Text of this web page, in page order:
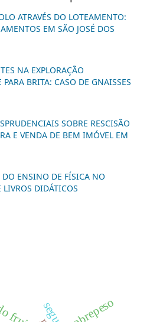
ATRAVÉS DO LOTEAMENTO:
EM SÃO JOSÉ DOS
NA EXPLORAÇÃO
BRITA: CASO DE GNAISSES
SOBRE RESCISÃO
E VENDA DE BEM IMÓVEL EM
ENSINO DE FÍSICA NO
LIVROS DIDÁTICOS
sobrepeso
fruits